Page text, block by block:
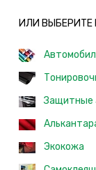
ИЛИ ВЫБЕРИТЕ
Защитные
Экокожа